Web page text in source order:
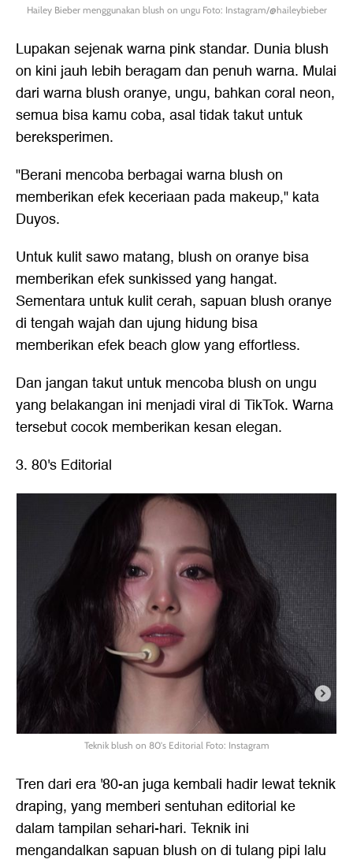
Hailey Bieber menggunakan blush on ungu Foto: Instagram/@haileybieber
Lupakan sejenak warna pink standar. Dunia blush
on kini jauh lebih beragam dan penuh warna. Mulai
dari warna blush oranye, ungu, bahkan coral neon,
semua bisa kamu coba, asal tidak takut untuk
bereksperimen.
"Berani mencoba berbagai warna blush on
memberikan efek keceriaan pada makeup," kata
Duyos.
Untuk kulit sawo matang, blush on oranye bisa
memberikan efek sunkissed yang hangat.
Sementara untuk kulit cerah, sapuan blush oranye
di tengah wajah dan ujung hidung bisa
memberikan efek beach glow yang effortless.
Dan jangan takut untuk mencoba blush on ungu
yang belakangan ini menjadi viral di TikTok. Warna
tersebut cocok memberikan kesan elegan.
3. 80's Editorial
Teknik blush on 80's Editorial Foto: Instagram
Tren dari era '80-an juga kembali hadir lewat teknik
draping, yang memberi sentuhan editorial ke
dalam tampilan sehari-hari. Teknik ini
mengandalkan sapuan blush on di tulang pipi lalu